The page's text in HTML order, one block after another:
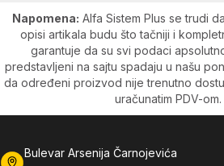
Napomena: Alfa Sistem Plus se trudi
opisi artikala budu što tačniji i
garantuje da su svi podaci
predstavljeni na sajtu spadaju u našu
da određeni proizvod nije trenutno
uračunatim PDV-om.
Bulevar Arsenija Čarnojevića